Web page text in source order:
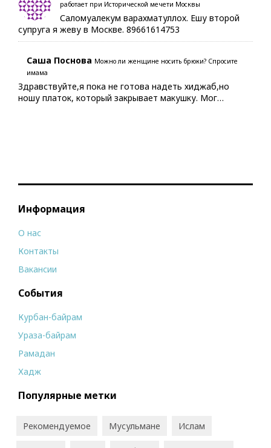
работает при Исторической мечети Москвы
Саломуалекум варахматуллох. Ешу второй
супруга я жеву в Москве. 89661614753
Саша Поснова Можно ли женщине носить брюки? Спросите
имама
Здравствуйте,я пока не готова надеть хиджаб,но
ношу платок, который закрывает макушку. Мог…
Информация
О нас
Контакты
Вакансии
События
Курбан-байрам
Ураза-байрам
Рамадан
Хадж
Популярные метки
Рекомендуемое Мусульмане Ислам